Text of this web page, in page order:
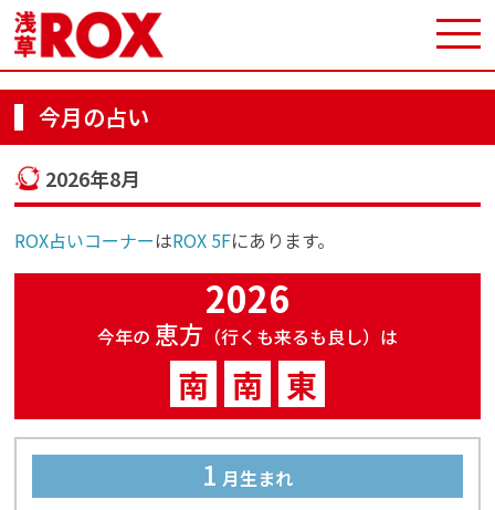
今月の占い
2026年8月
ROX占いコーナーはROX 5Fにあります。
2026
今年の 恵方 （行くも来るも良し）は
南 南 東
1 月生まれ